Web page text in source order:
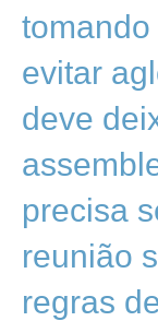
evitar
deve
precisa
reunião
regras